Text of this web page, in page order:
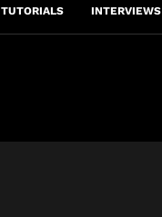
TUTORIALS INTERVIEWS